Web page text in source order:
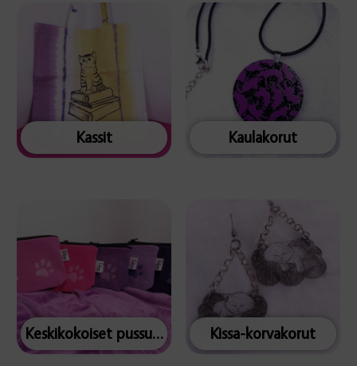
Kassit Kaulakorut
Keskikokoiset pussukat Kissa-korvakorut